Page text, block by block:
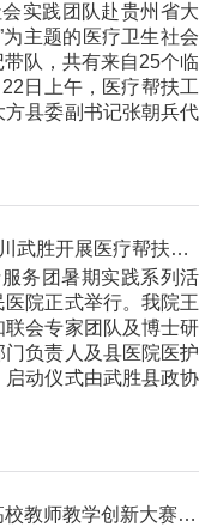
实践团队赴贵州省大
主题的医疗卫生社会
队，共有来自25个临
日上午，医疗帮扶工
县委副书记张朝兵代
我院“博士快车”专家博士服务团赴四川武胜开展医疗帮扶活动
务团暑期实践系列活
院正式举行。我院王
会专家团队及博士研
负责人及县医院医护
动仪式由武胜县政协
我院游蓁教授团队荣获第六届全国高校教师教学创新大赛二等奖